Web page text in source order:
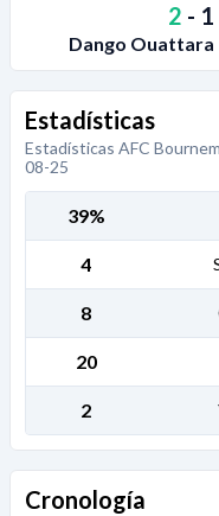
2 - 1
Dango Ouattara
Estadísticas
Estadísticas AFC
08-25
39%
4
8
20
2
Cronología